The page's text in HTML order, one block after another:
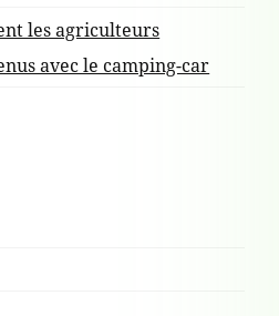
les agriculteurs
avec le camping-car